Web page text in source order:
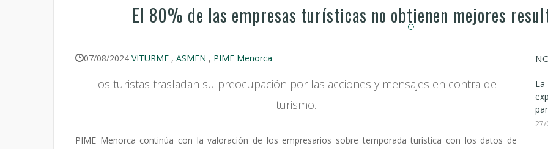
El 80% de las empresas turísticas no obtienen mejores
07/08/2024 VITURME , ASMEN , PIME Menorca
Los turistas trasladan su preocupación por las acciones y mensajes en contra del
turismo.
PIME Menorca continúa con la valoración de los empresarios sobre temporada turística con los datos de
La
27/